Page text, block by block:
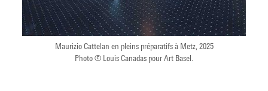
Maurizio Cattelan en pleins préparatifs à Metz, 2025
Photo © Louis Canadas pour Art Basel.